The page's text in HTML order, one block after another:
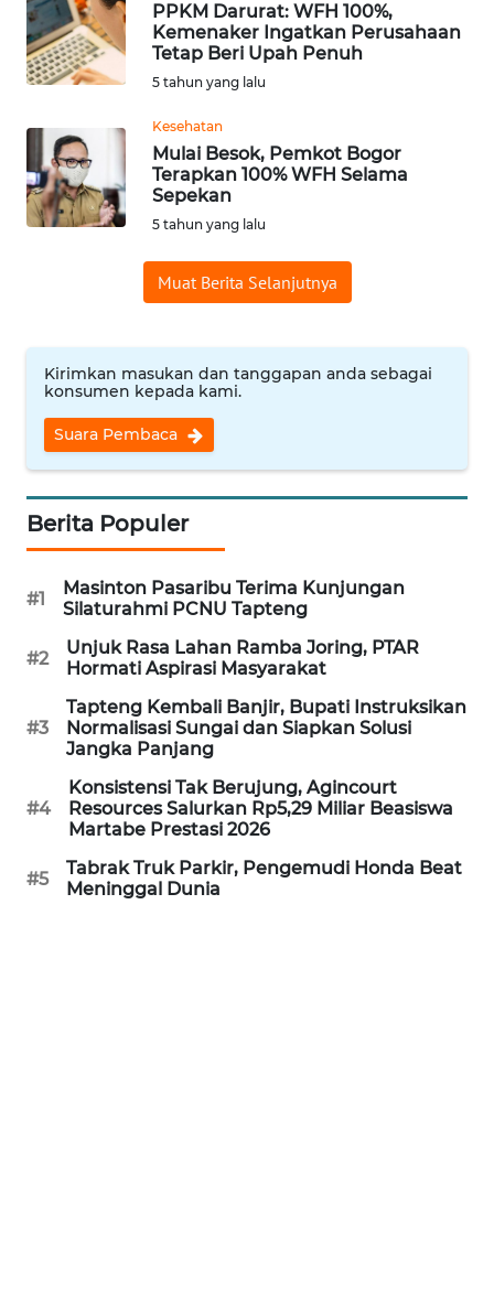
PPKM Darurat: WFH 100%,
Kemenaker Ingatkan Perusahaan
Tetap Beri Upah Penuh
5 tahun yang lalu
Kesehatan
Mulai Besok, Pemkot Bogor
Terapkan 100% WFH Selama
Sepekan
5 tahun yang lalu
Muat Berita Selanjutnya
Kirimkan masukan dan tanggapan anda sebagai
konsumen kepada kami.
Suara Pembaca
Berita Populer
#1
Masinton Pasaribu Terima Kunjungan
Silaturahmi PCNU Tapteng
#2
Unjuk Rasa Lahan Ramba Joring, PTAR
Hormati Aspirasi Masyarakat
#3
Tapteng Kembali Banjir, Bupati Instruksikan
Normalisasi Sungai dan Siapkan Solusi
Jangka Panjang
#4
Konsistensi Tak Berujung, Agincourt
Resources Salurkan Rp5,29 Miliar Beasiswa
Martabe Prestasi 2026
#5
Tabrak Truk Parkir, Pengemudi Honda Beat
Meninggal Dunia
WN
SULTRA
WN
NTB
WN
SULTENG
WN
BABEL
WN
SUMBAR
WN
WN
BENGKULU
WN
LAMPUNG
WN
JATENG
WN
NUSANTARA